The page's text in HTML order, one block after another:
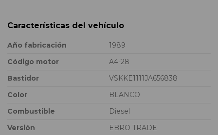
Características del vehículo
Año fabricación
1989
Código motor
A4-28
Bastidor
VSKKE1111JA656838
Color
BLANCO
Combustible
Diesel
Versión
EBRO TRADE